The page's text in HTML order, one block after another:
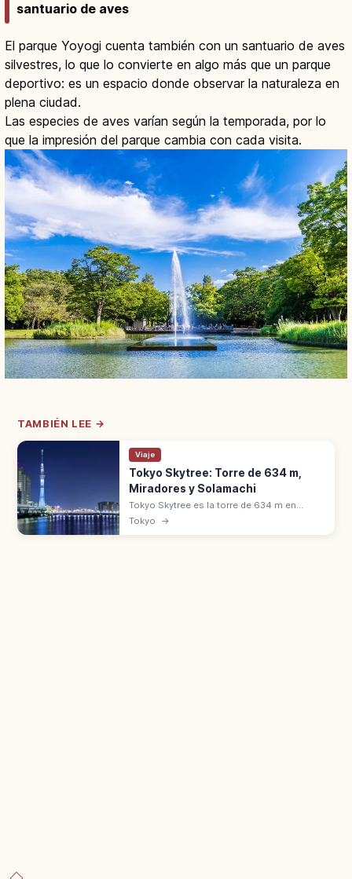
santuario de aves
El parque Yoyogi cuenta también con un santuario de aves
silvestres, lo que lo convierte en algo más que un parque
deportivo: es un espacio donde observar la naturaleza en
plena ciudad.
Las especies de aves varían según la temporada, por lo
que la impresión del parque cambia con cada visita.
TAMBIÉN LEE →
Viaje
Tokyo Skytree: Torre de 634 m,
Miradores y Solamachi
Tokyo Skytree es la torre de 634 m en
Sumida (Tokio), una de las más altas del
mundo desde 2012. Tembō Deck a 350 m y
Tokyo →